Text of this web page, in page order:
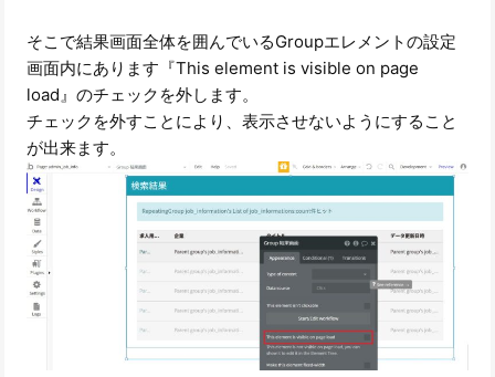
そこで結果画面全体を囲んでいるGroupエレメントの設定
画面内にあります『This element is visible on page
load』のチェックを外します。
チェックを外すことにより、表示させないようにすること
が出来ます。